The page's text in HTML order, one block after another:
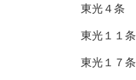
東光４条
東光１１条
東光１７条